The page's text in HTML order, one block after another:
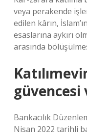
veya perakende
edilen kârın,
esaslarına aykırı
arasında
güvencesi
Bankacılık
Nisan 2022 tarihli